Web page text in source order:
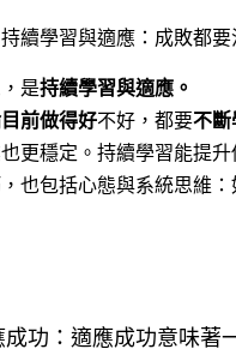
續學習與適應：成敗都要
是持續學習與適應。
前做得好不好，都要不斷
更穩定。持續學習能提
也包括心態與系統思維
成功：適應成功意味著